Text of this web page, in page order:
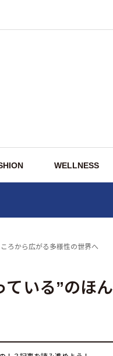
WELLNESS
ろから広がる多様性の世界へ
いる”のほ